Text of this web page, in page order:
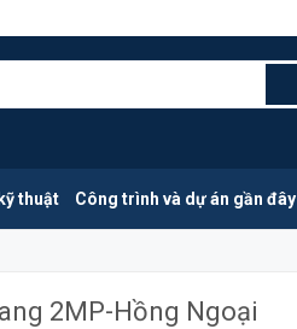
thuật Công trình và dự án gần đây
2MP-Hồng Ngoại
MUA NGAY